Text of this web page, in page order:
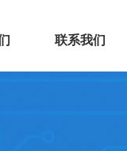
联系我们